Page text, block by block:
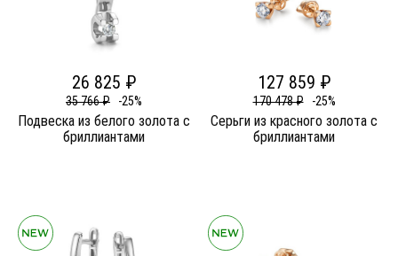
26 825 ₽
35 766 ₽ -25%
Подвеска из белого золота c
бриллиантами
127 859 ₽
170 478 ₽ -25%
Серьги из красного золота c
бриллиантами